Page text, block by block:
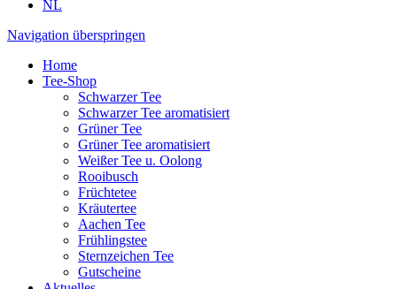
NL
Navigation überspringen
Home
Tee-Shop
Schwarzer Tee
Schwarzer Tee aromatisiert
Grüner Tee
Grüner Tee aromatisiert
Weißer Tee u. Oolong
Rooibusch
Früchtetee
Kräutertee
Aachen Tee
Frühlingstee
Sternzeichen Tee
Gutscheine